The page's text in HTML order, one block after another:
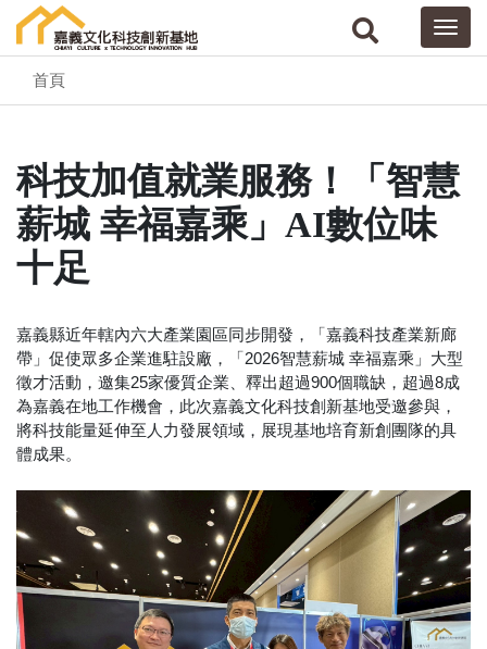
首頁
科技加值就業服務！「智慧
薪城 幸福嘉乘」AI數位味
十足
嘉義縣近年轄內六大產業園區同步開發，「嘉義科技產業新廊
帶」促使眾多企業進駐設廠，「2026智慧薪城 幸福嘉乘」大型
徵才活動，邀集25家優質企業、釋出超過900個職缺，超過8成
為嘉義在地工作機會，此次嘉義文化科技創新基地受邀參與，
將科技能量延伸至人力發展領域，展現基地培育新創團隊的具
體成果。